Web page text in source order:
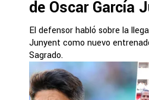
de Óscar García
El defensor habló sobre la
Junyent como nuevo
Sagrado.